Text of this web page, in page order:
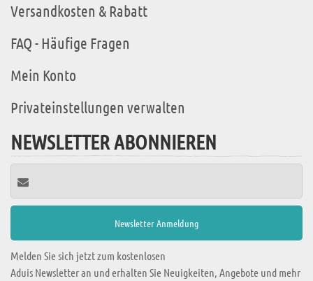
Versandkosten & Rabatt
FAQ - Häufige Fragen
Mein Konto
Privateinstellungen verwalten
NEWSLETTER ABONNIEREN
Melden Sie sich jetzt zum kostenlosen
Aduis Newsletter an und erhalten Sie Neuigkeiten, Angebote und mehr